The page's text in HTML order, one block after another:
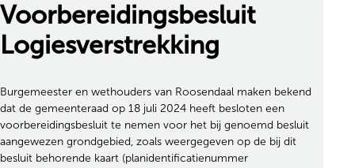
Voorbereidingsbesluit
Logiesverstrekking
Burgemeester en wethouders van Roosendaal maken bekend
dat de gemeenteraad op 18 juli 2024 heeft besloten een
voorbereidingsbesluit te nemen voor het bij genoemd besluit
aangewezen grondgebied, zoals weergegeven op de bij dit
besluit behorende kaart (planidentificatienummer